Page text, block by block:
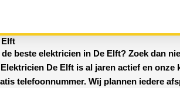
Elft
beste elektricien in De Elft? Zoek dan
Elektricien De Elft is al jaren actief en
telefoonnummer. Wij plannen iedere